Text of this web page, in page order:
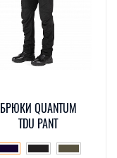
БРЮКИ QUANTUM
TDU PANT